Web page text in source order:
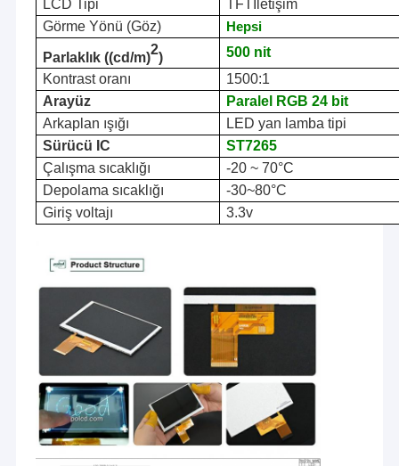
LCD Tipi
TFT İletişim
Görme Yönü (Göz)
Hepsi
Parlaklık ((cd/m)
2
) 500 nit
Kontrast oranı
1500:1
Arayüz
Paralel RGB 24 bit
Arkaplan ışığı
LED yan lamba tipi
Sürücü IC
ST7265
Çalışma sıcaklığı
-20 ~ 70°C
Depolama sıcaklığı
-30~80°C
Giriş voltajı
3.3v